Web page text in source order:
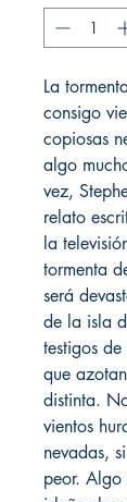
La
consigo
copiosas
algo
vez,
relato
la
tormenta
será
de la isla
testigos
que
distinta.
vientos
nevadas,
peor. Algo